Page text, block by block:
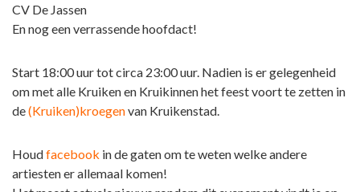
CV De Jassen
En nog een verrassende hoofdact!
Start 18:00 uur tot circa 23:00 uur. Nadien is er gelegenheid
om met alle Kruiken en Kruikinnen het feest voort te zetten in
de(Kruiken)kroegenvan Kruikenstad.
Houdfacebook in de gaten om te weten welke andere
artiesten er allemaal komen!